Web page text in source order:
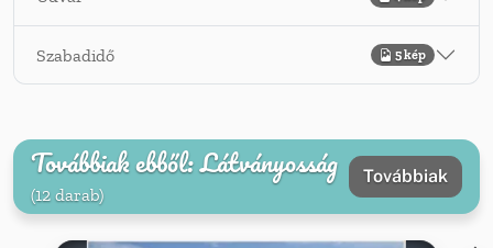
Szabadidő 5 kép
Továbbiak ebből: Látványosság
(12 darab)
Továbbiak